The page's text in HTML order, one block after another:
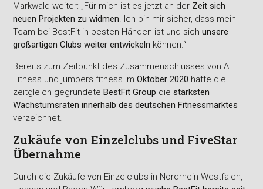
Markwald weiter: „Für mich ist es jetzt an der Zeit sich
neuen Projekten zu widmen. Ich bin mir sicher, dass mein
Team bei BestFit in besten Händen ist und sichunsere
großartigen Clubs weiter entwickeln können.“
Bereits zum Zeitpunkt des Zusammenschlusses von Ai
Fitness und jumpers fitness imOktober 2020 hatte die
zeitgleich gegründeteBestFit Group diestärksten
Wachstumsraten innerhalb des deutschen Fitnessmarktes
verzeichnet.
Zukäufe von Einzelclubs und FiveStar
Übernahme
Durch die Zukäufe von Einzelclubs in Nordrhein-Westfalen,